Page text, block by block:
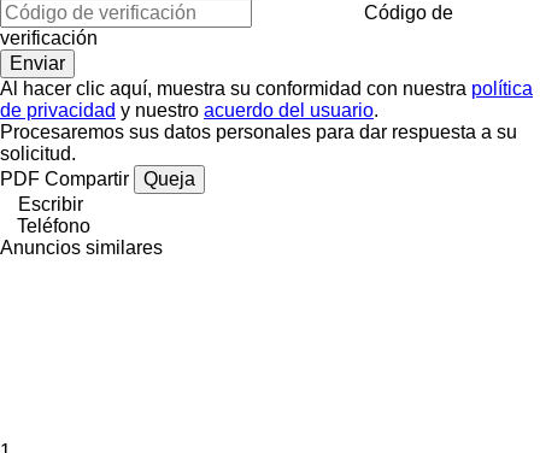
Código de
verificación
Al hacer clic aquí, muestra su conformidad con nuestra política
de privacidad y nuestro acuerdo del usuario.
Procesaremos sus datos personales para dar respuesta a su
solicitud.
PDF Compartir
Queja
Escribir
Teléfono
Anuncios similares